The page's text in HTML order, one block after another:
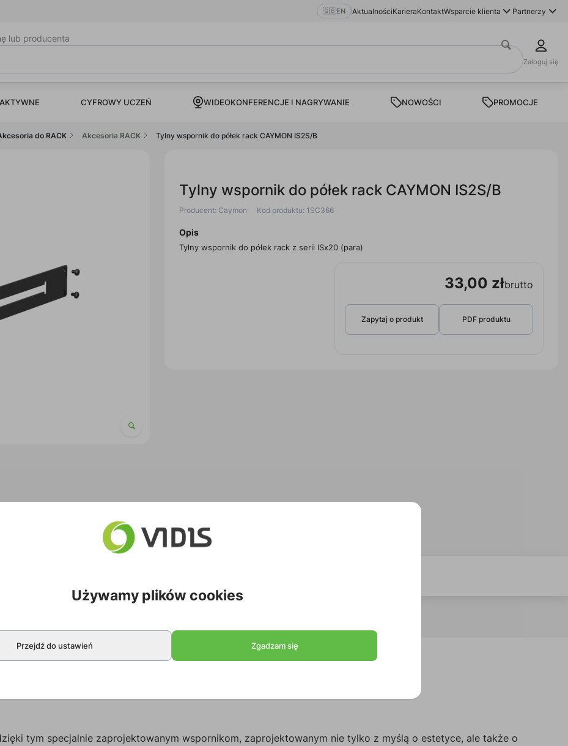
🇬🇧EN AktualnościKarieraKontaktWsparcie klienta Partnerzy
lub producenta
Zaloguj się
CYFROWY UCZEŃ WIDEOKONFERENCJE I NAGRYWANIE NOWOŚCI PROMOCJE
do RACK Akcesoria RACK Tylny wspornik do półek rack CAYMON IS2S/B
Tylny wspornik do półek rack CAYMON IS2S/B
Producent: Caymon Kod produktu: 1SC366
Opis
Tylny wspornik do półek rack z serii ISx20 (para)
33,00 złbrutto
Zapytaj o produkt PDF produktu
tym specjalnie zaprojektowanym wspornikom, zaprojektowanym nie tylko z myślą o estetyce, ale także o
Używamy plików cookies
Przejdź do ustawień Zgadzam się